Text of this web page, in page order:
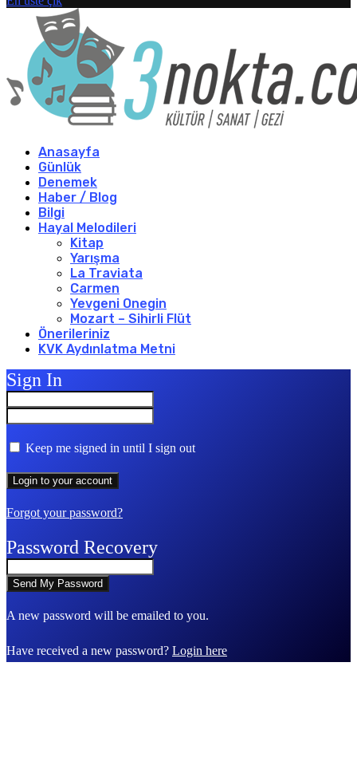
Anasayfa
Günlük
Denemek
Haber / Blog
Bilgi
Hayal Melodileri
Kitap
Yarışma
La Traviata
Carmen
Yevgeni Onegin
Mozart – Sihirli Flüt
Önerileriniz
KVK Aydınlatma Metni
Sign In
Keep me signed in until I sign out
Forgot your password?
Password Recovery
A new password will be emailed to you.
Have received a new password? Login here